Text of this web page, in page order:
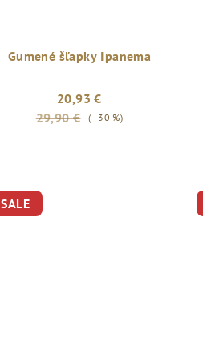
Gumené šľapky Ipanema
20,93 €
29,90 €
(–30 %)
SALE